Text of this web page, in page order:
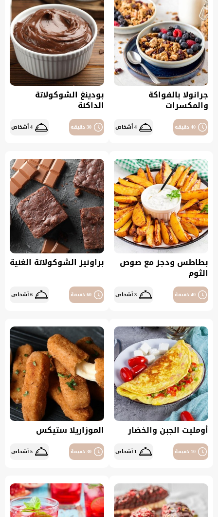
جرانولا بالفواكة
والمكسرات
40 دقيقة 4 أشخاص
بودينغ الشوكولاتة
الداكنة
30 دقيقة 4 أشخاص
بطاطس ودجز مع صوص
الثوم
40 دقيقة 3 أشخاص
براونيز الشوكولاتة الغنية
60 دقيقة 6 أشخاص
أومليت الجبن والخضار
10 دقيقة 1 أشخاص
الموزاريلا ستيكس
30 دقيقة 5 أشخاص